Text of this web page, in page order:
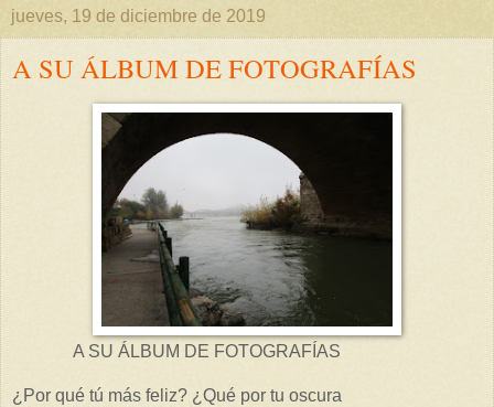
jueves, 19 de diciembre de 2019
A SU ÁLBUM DE FOTOGRAFÍAS
A SU ÁLBUM DE FOTOGRAFÍAS
¿Por qué tú más feliz? ¿Qué por tu oscura